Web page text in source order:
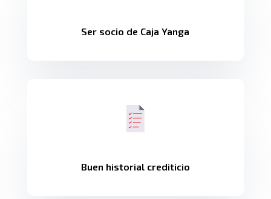
Ser socio de Caja Yanga
Buen historial crediticio